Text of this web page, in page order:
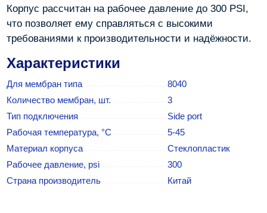
Корпус рассчитан на рабочее давление до 300 PSI,
что позволяет ему справляться с высокими
требованиями к производительности и надёжности.
Характеристики
Для мембран типа
8040
Количество мембран, шт.
3
Тип подключения
Side port
Рабочая температура, °C
5-45
Материал корпуса
Стеклопластик
Рабочее давление, psi
300
Страна производитель
Китай